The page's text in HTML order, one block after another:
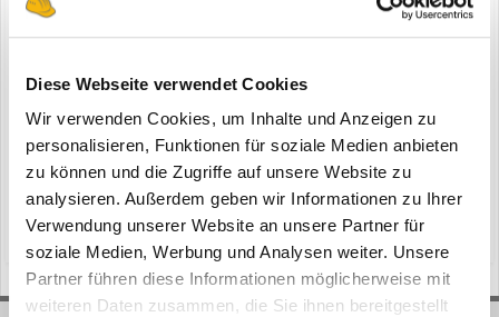
Diese Webseite verwendet Cookies
Wir verwenden Cookies, um Inhalte und Anzeigen zu
personalisieren, Funktionen für soziale Medien anbieten
zu können und die Zugriffe auf unsere Website zu
analysieren. Außerdem geben wir Informationen zu Ihrer
Verwendung unserer Website an unsere Partner für
soziale Medien, Werbung und Analysen weiter. Unsere
Partner führen diese Informationen möglicherweise mit
weiteren Daten zusammen, die Sie ihnen bereitgestellt
ein Thema erstellte Bauforum24 inNews aus der
Italien - Das Porsche Experience Center in Italien erstrahlt nach
umfangreichem Umbau in neuem Glanz. Die Rennstrecke
perfektionierten die Bau-Teams von CarBa und Dromo mit
digitalen Lösungen für den Straßenbau von Topcon. Bauforum24
Artikel (21.01.2024): Topcon-Technologie in Abu Dhabi...
30. Januar 2024
topcon porsche experience center (und 6 weitere)